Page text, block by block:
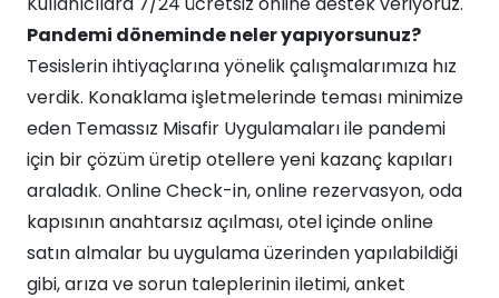
Pandemi döneminde neler yapıyorsunuz?
Tesislerin ihtiyaçlarına yönelik çalışmalarımıza hız
verdik. Konaklama işletmelerinde teması minimize
eden Temassız Misafir Uygulamaları ile pandemi
için bir çözüm üretip otellere yeni kazanç kapıları
araladık. Online Check-in, online rezervasyon, oda
kapısının anahtarsız açılması, otel içinde online
satın almalar bu uygulama üzerinden yapılabildiği
gibi, arıza ve sorun taleplerinin iletimi, anket